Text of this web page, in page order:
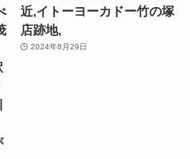
近,イトーヨーカドー竹の塚
店跡地,
2024年8月29日